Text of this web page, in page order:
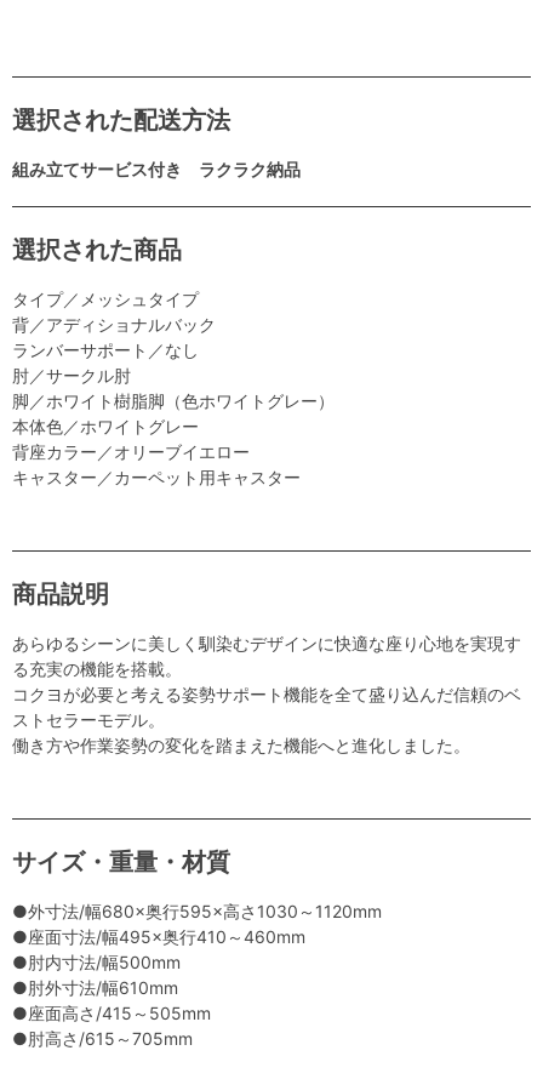
選択された配送方法
組み立てサービス付き ラクラク納品
選択された商品
タイプ／メッシュタイプ
背／アディショナルバック
ランバーサポート／なし
肘／サークル肘
脚／ホワイト樹脂脚（色ホワイトグレー）
本体色／ホワイトグレー
背座カラー／オリーブイエロー
キャスター／カーペット用キャスター
商品説明
あらゆるシーンに美しく馴染むデザインに快適な座り心地を実現す
る充実の機能を搭載。
コクヨが必要と考える姿勢サポート機能を全て盛り込んだ信頼のベ
ストセラーモデル。
働き方や作業姿勢の変化を踏まえた機能へと進化しました。
サイズ・重量・材質
●外寸法/幅680×奥行595×高さ1030～1120mm
●座面寸法/幅495×奥行410～460mm
●肘内寸法/幅500mm
●肘外寸法/幅610mm
●座面高さ/415～505mm
●肘高さ/615～705mm